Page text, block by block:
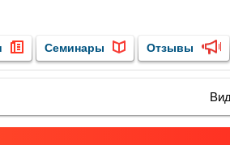
Семинары Отзывы